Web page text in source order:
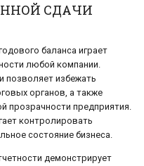
СДАЧИ
баланса играет
любой компании.
позволяет избежать
органов, а также
прозрачности предприятия.
контролировать
состояние бизнеса.
демонстрирует